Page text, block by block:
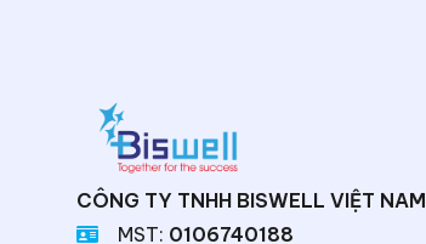
CÔNG TY TNHH BISWELL VIỆT NAM
MST: 0106740188